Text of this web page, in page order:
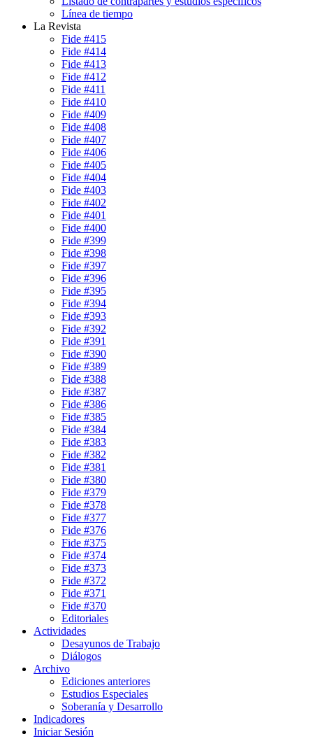
Línea de tiempo
La Revista
Fide #415
Fide #414
Fide #413
Fide #412
Fide #411
Fide #410
Fide #409
Fide #408
Fide #407
Fide #406
Fide #405
Fide #404
Fide #403
Fide #402
Fide #401
Fide #400
Fide #399
Fide #398
Fide #397
Fide #396
Fide #395
Fide #394
Fide #393
Fide #392
Fide #391
Fide #390
Fide #389
Fide #388
Fide #387
Fide #386
Fide #385
Fide #384
Fide #383
Fide #382
Fide #381
Fide #380
Fide #379
Fide #378
Fide #377
Fide #376
Fide #375
Fide #374
Fide #373
Fide #372
Fide #371
Fide #370
Editoriales
Actividades
Desayunos de Trabajo
Diálogos
Archivo
Ediciones anteriores
Estudios Especiales
Soberanía y Desarrollo
Indicadores
Iniciar Sesión